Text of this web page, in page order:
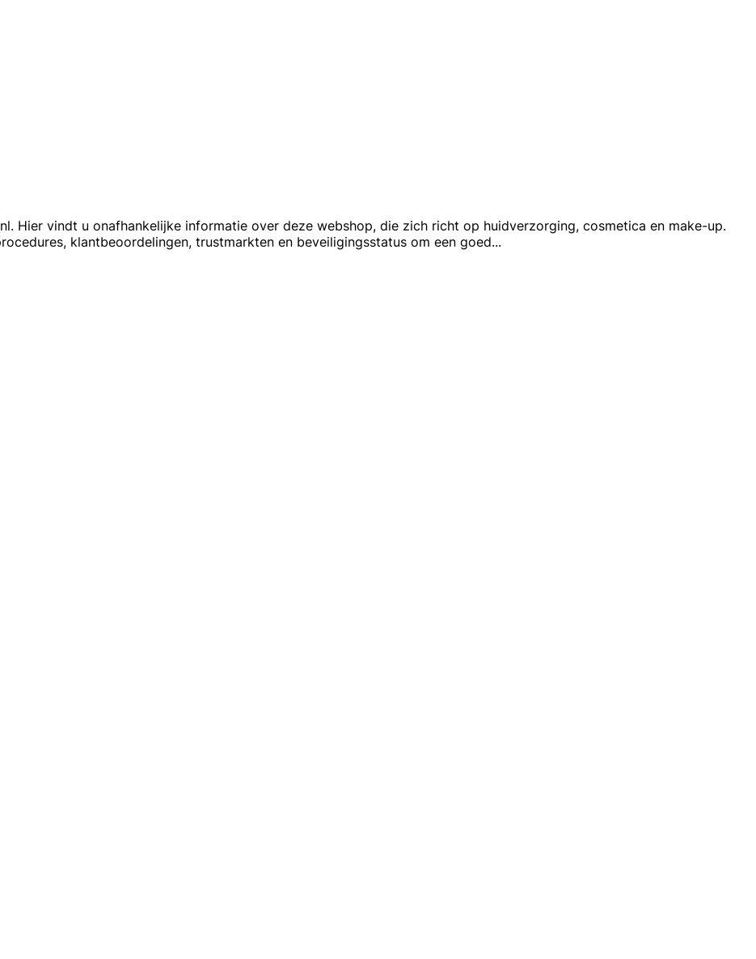
Hier vindt u onafhankelijke informatie over deze webshop, die zich richt op huidverzorging, cosmetica en make-up.
klantbeoordelingen, trustmarkten en beveiligingsstatus om een goed...